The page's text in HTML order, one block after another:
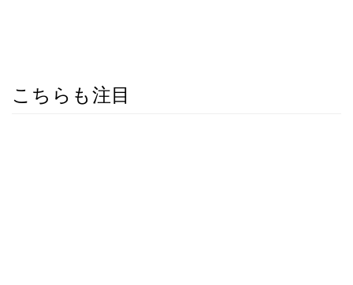
こちらも注目